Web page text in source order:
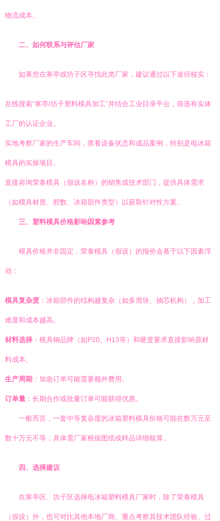
物流成本。
二、如何联系与评估厂家
如果您在寒亭或坊子区寻找此类厂家，建议通过以下途径核实：
在线搜索“寒亭/坊子塑料模具加工”并结合工业目录平台，筛选有实体
工厂的认证企业。
实地考察厂家的生产车间，查看设备状态和成品案例，特别是电冰箱
模具的实操项目。
直接咨询荣泰模具（假设名称）的销售或技术部门，提供具体需求
（如模具材质、腔数、冰箱部件类型）以获取针对性方案。
三、塑料模具价格影响因素参考
模具价格并非固定，荣泰模具（假设）的报价会基于以下因素浮
动：
模具复杂度 ：冰箱部件的结构越复杂（如多滑块、抽芯机构），加工
难度和成本越高。
材料选择 ：模具钢品牌（如P20、H13等）和硬度要求直接影响原材
料成本。
生产周期 ：加急订单可能需要额外费用。
订单量 ：长期合作或批量订单可能获得优惠。
一般而言，一套中等复杂度的冰箱塑料模具价格可能在数万元至
数十万元不等，具体需厂家根据图纸或样品详细核算。
四、选择建议
在寒亭区、坊子区选择电冰箱塑料模具厂家时，除了荣泰模具
（假设）外，也可对比其他本地厂商。重点考察其技术团队经验、过